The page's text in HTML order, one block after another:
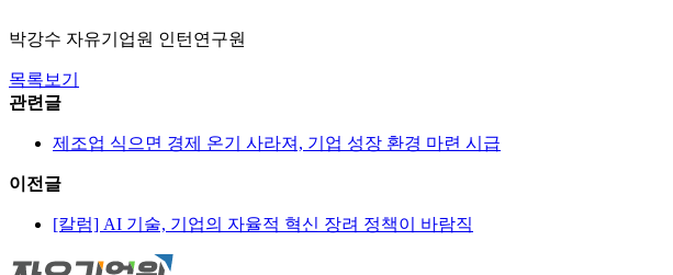
박강수 자유기업원 인턴연구원
목록보기
관련글
제조업 식으면 경제 온기 사라져, 기업 성장 환경 마련 시급
이전글
[칼럼] AI 기술, 기업의 자율적 혁신 장려 정책이 바람직